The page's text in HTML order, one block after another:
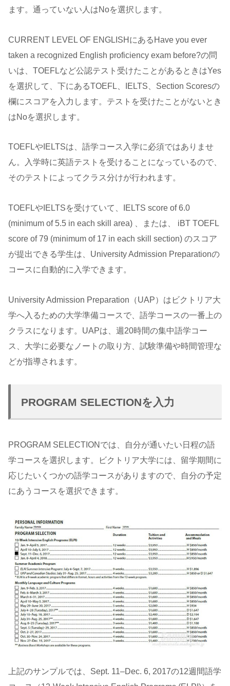
ます。通っていない人はNoを選択します。
CURRENT LEVEL OF ENGLISHにあるHave you ever
taken a recognized English proficiency exam before?の問
いは、TOEFLなど公認テスト受けたことがあるときはYes
を選択して、下にあるTOEFL、IELTS、Section Scoresの
欄にスコアを入力します。テストを受けたことがないとき
はNoを選択します。
TOEFLやIELTSは、語学コース入学に必須ではありませ
ん。入学時に英語テストを受けることになっているので、
そのテストによってクラス分けが行われます。
TOEFLやIELTSを受けていて、IELTS score of 6.0
(minimum of 5.5 in each skill area) 、または、 iBT TOEFL
score of 79 (minimum of 17 in each skill section) のスコア
が提出できる学生は、University Admission Preparationの
コースに自動的に入学できます。
University Admission Preparation（UAP）はビクトリア大
学へ入るための大学準備コースで、語学コースの一番上の
クラスになります。UAPは、週20時間の集中語学コー
ス、大学に必要なノートの取り方、試験準備や時間管理な
どが指導されます。
PROGRAM SELECTIONを入力
PROGRAM SELECTIONでは、自分が通いたい日程の語
学コースを選択します。ビクトリア大学には、留学期間に
応じたいくつかの語学コースがありますので、自分の予定
にあうコースを選択できます。
上記のサンプルでは、Sept. 11–Dec. 6, 2017の12週間語学